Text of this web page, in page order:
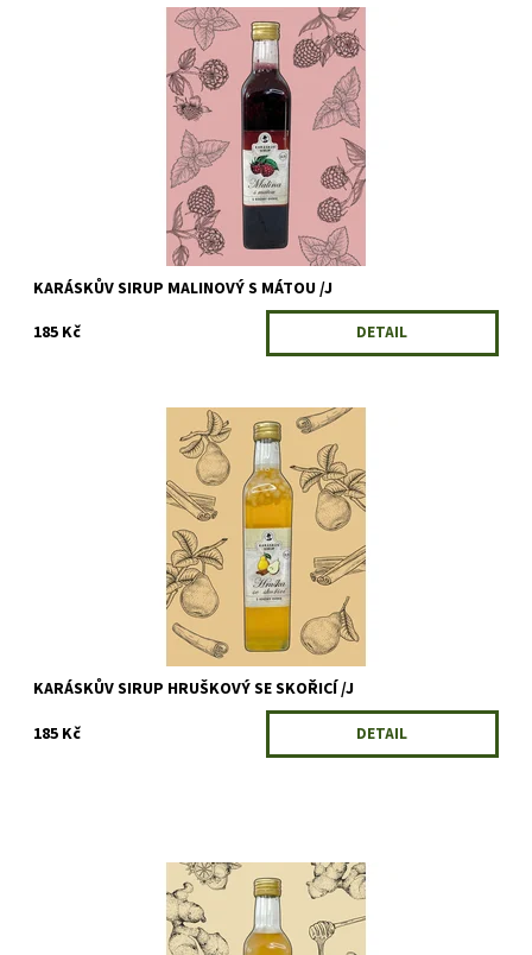
Sirup z opravdových malin s jemnou osvěžující příchutí máty a
troškou cukru představují opravdovou lahůdku. Kdo ochutná, už
Skladem
5670/501
KARÁSKŮV SIRUP MALINOVÝ S MÁTOU /J
185 Kč
DETAIL
Medová hruška s mírně hořkou skořicí a spoustou sladkých
kousků hrušky. Vychutnáte si ji v kombinaci se studenou i horkou
vodu, nebo ji vylepšíte...
Skladem
5667/500
KARÁSKŮV SIRUP HRUŠKOVÝ SE SKOŘICÍ /J
185 Kč
DETAIL
Zázvorový sirup příjemně pálí a zároveň je medově sladký. Jako
horký nápoj úžasně zahřeje, jako limonáda příjemně osvěží.
Skladem
5664/500